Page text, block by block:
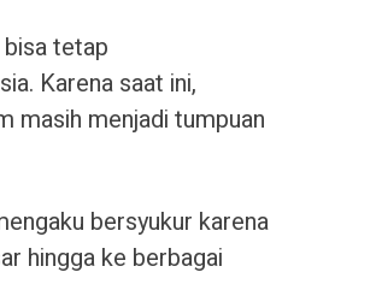
tetap
Karena saat ini,
masih menjadi tumpuan
bersyukur karena
hingga ke berbagai